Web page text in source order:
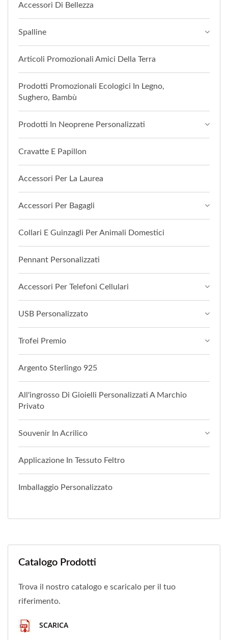
Accessori Di Bellezza
Spalline
Articoli Promozionali Amici Della Terra
Prodotti Promozionali Ecologici In Legno,
Sughero, Bambù
Prodotti In Neoprene Personalizzati
Cravatte E Papillon
Accessori Per La Laurea
Accessori Per Bagagli
Collari E Guinzagli Per Animali Domestici
Pennant Personalizzati
Accessori Per Telefoni Cellulari
USB Personalizzato
Trofei Premio
Argento Sterlingo 925
All'ingrosso Di Gioielli Personalizzati A Marchio
Privato
Souvenir In Acrilico
Applicazione In Tessuto Feltro
Imballaggio Personalizzato
Catalogo Prodotti
Trova il nostro catalogo e scaricalo per il tuo
riferimento.
SCARICA